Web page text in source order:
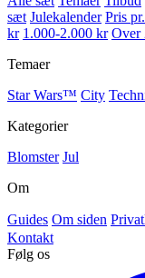
sæt Julekalender Pris
kr 1.000-2.000 kr Over
Temaer
Star Wars™ City
Kategorier
Blomster Jul
Om
Guides Om siden
Kontakt
Følg os